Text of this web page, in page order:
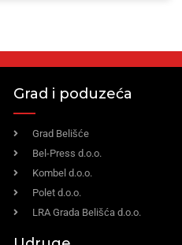
Grad i poduzeća
Grad Belišće
Bel-Press d.o.o.
Kombel d.o.o.
Polet d.o.o.
LRA Grada Belišća d.o.o.